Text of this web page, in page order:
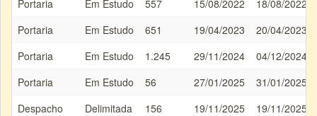
Portaria
Em Estudo 557 15/08/2022
18/08/2022
Portaria
Em Estudo 651 19/04/2023
20/04/2023
Portaria
Em Estudo 1.245 29/11/2024
04/12/2024
Portaria
Em Estudo 56 27/01/2025
31/01/2025
Despacho
Delimitada 156 19/11/2025
19/11/2025